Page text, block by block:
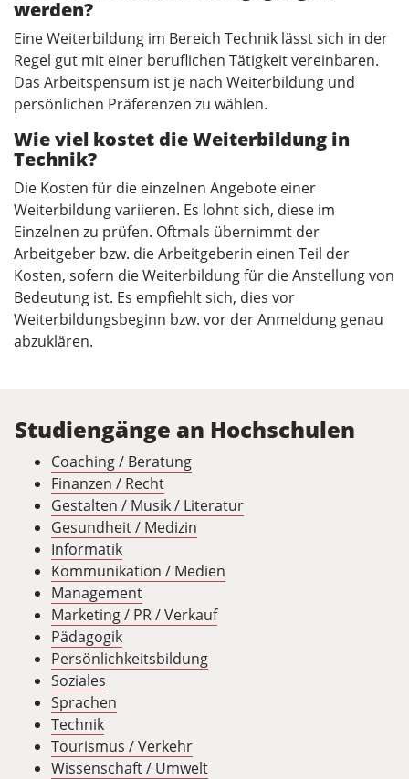
werden?
Eine Weiterbildung im Bereich Technik lässt sich in der
Regel gut mit einer beruflichen Tätigkeit vereinbaren.
Das Arbeitspensum ist je nach Weiterbildung und
persönlichen Präferenzen zu wählen.
Wie viel kostet die Weiterbildung in
Technik?
Die Kosten für die einzelnen Angebote einer
Weiterbildung variieren. Es lohnt sich, diese im
Einzelnen zu prüfen. Oftmals übernimmt der
Arbeitgeber bzw. die Arbeitgeberin einen Teil der
Kosten, sofern die Weiterbildung für die Anstellung von
Bedeutung ist. Es empfiehlt sich, dies vor
Weiterbildungsbeginn bzw. vor der Anmeldung genau
abzuklären.
Studiengänge an Hochschulen
Coaching / Beratung
Finanzen / Recht
Gestalten / Musik / Literatur
Gesundheit / Medizin
Informatik
Kommunikation / Medien
Management
Marketing / PR / Verkauf
Pädagogik
Persönlichkeitsbildung
Soziales
Sprachen
Technik
Tourismus / Verkehr
Wissenschaft / Umwelt